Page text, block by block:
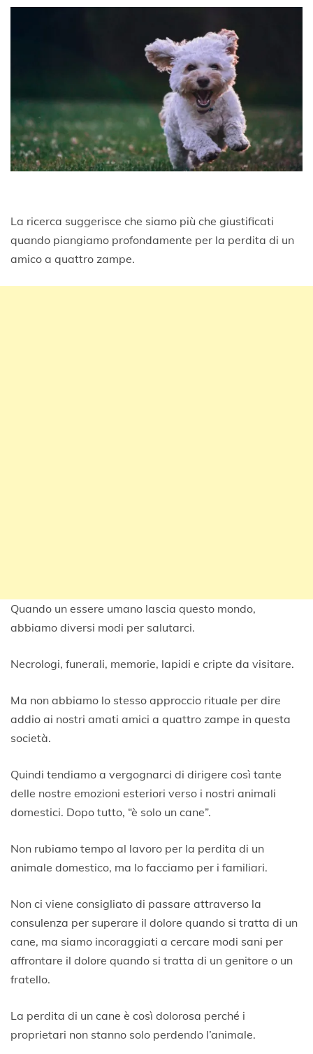
La ricerca suggerisce che siamo più che giustificati
quando piangiamo profondamente per la perdita di un
amico a quattro zampe.
Quando un essere umano lascia questo mondo,
abbiamo diversi modi per salutarci.
Necrologi, funerali, memorie, lapidi e cripte da visitare.
Ma non abbiamo lo stesso approccio rituale per dire
addio ai nostri amati amici a quattro zampe in questa
società.
Quindi tendiamo a vergognarci di dirigere così tante
delle nostre emozioni esteriori verso i nostri animali
domestici. Dopo tutto, “è solo un cane”.
Non rubiamo tempo al lavoro per la perdita di un
animale domestico, ma lo facciamo per i familiari.
Non ci viene consigliato di passare attraverso la
consulenza per superare il dolore quando si tratta di un
cane, ma siamo incoraggiati a cercare modi sani per
affrontare il dolore quando si tratta di un genitore o un
fratello.
La perdita di un cane è così dolorosa perché i
proprietari non stanno solo perdendo l’animale.